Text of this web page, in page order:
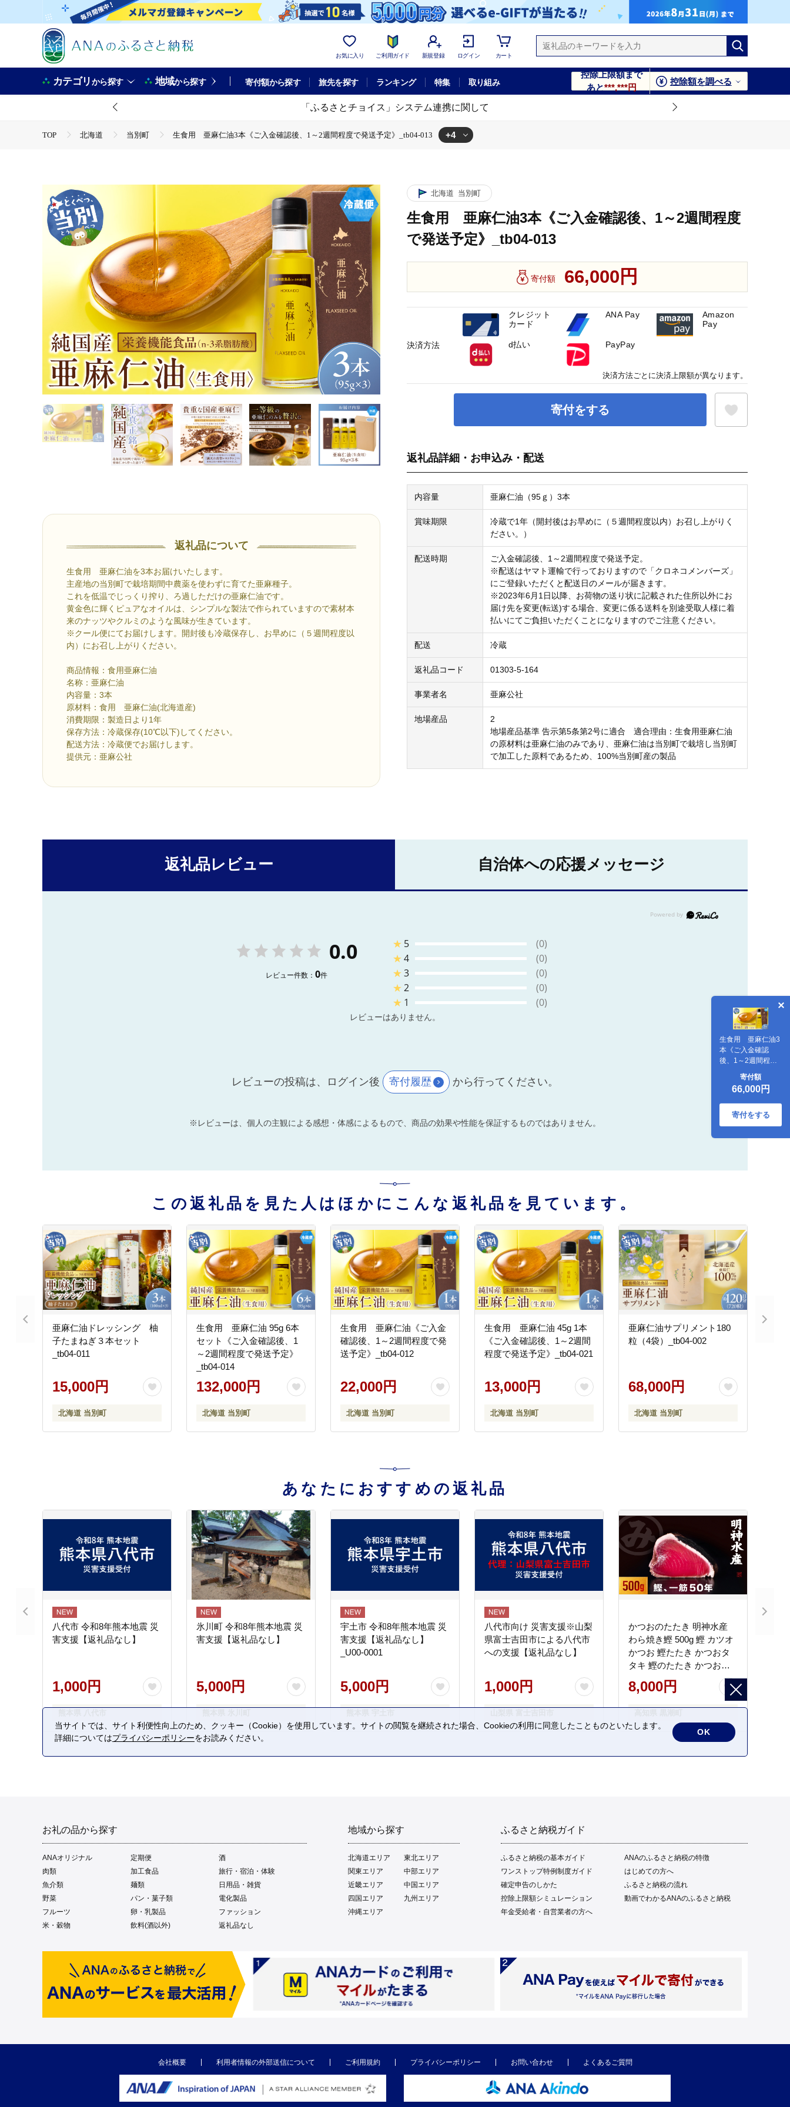
お気に入り ご利用ガイド 新規登録 ログイン カート
カテゴリから探す 地域から探す 寄付額から探す 旅先を探す ランキング 特集 取り組み
控除上限額まで
あと***,***円
控除額を調べる
「ふるさとチョイス」システム連携に関して
TOP 北海道 当別町 生食用 亜麻仁油3本《ご入金確認後、1～2週間程度で発送予定》_tb04-013 +4
返礼品について
生食用 亜麻仁油を3本お届けいたします。
主産地の当別町で栽培期間中農薬を使わずに育てた亜麻種子。
これを低温でじっくり搾り、ろ過しただけの亜麻仁油です。
黄金色に輝くピュアなオイルは、シンプルな製法で作られていますので素材本
来のナッツやクルミのような風味が生きています。
※クール便にてお届けします。開封後も冷蔵保存し、お早めに（５週間程度以
内）にお召し上がりください。
商品情報：食用亜麻仁油
名称：亜麻仁油
内容量：3本
原材料：食用 亜麻仁油(北海道産)
消費期限：製造日より1年
保存方法：冷蔵保存(10℃以下)してください。
配送方法：冷蔵便でお届けします。
提供元：亜麻公社
北海道 当別町
生食用 亜麻仁油3本《ご入金確認後、1～2週間程度
で発送予定》_tb04-013
寄付額 66,000円
寄付をする
生食用 亜麻仁油3
本《ご入金確認
後、1～2週間程度
で発送予定》
_tb04-013
寄付額
66,000円
寄付をする
返礼品詳細・お申込み・配送
内容量 亜麻仁油（95ｇ）3本
賞味期限
冷蔵で1年（開封後はお早めに（５週間程度以内）お召し上がりく
ださい。）
配送時期
ご入金確認後、1～2週間程度で発送予定。
※配送はヤマト運輸で行っておりますので「クロネコメンバーズ」
にご登録いただくと配送日のメールが届きます。
※2023年6月1日以降、お荷物の送り状に記載された住所以外にお
届け先を変更(転送)する場合、変更に係る送料を別途受取人様に着
払いにてご負担いただくことになりますのでご注意ください。
配送 冷蔵
返礼品コード 01303-5-164
事業者名 亜麻公社
地場産品
2
地場産品基準 告示第5条第2号に適合 適合理由：生食用亜麻仁油
の原材料は亜麻仁油のみであり、亜麻仁油は当別町で栽培し当別町
で加工した原料であるため、100%当別町産の製品
決済方法
クレジット
カード
ANA Pay
Amazon
Pay
d払い PayPay
決済方法ごとに決済上限額が異なります。
返礼品レビュー 自治体への応援メッセージ
0.0
レビュー件数： 0件
★ 5
(0)
★4
(0)
★3
(0)
★2
(0)
★ 1 (0)
レビューはありません。
レビューの投稿は、ログイン後 寄付履歴 から行ってください。
※レビューは、個人の主観による感想・体感によるもので、商品の効果や性能を保証するものではありません。
この返礼品を見た人はほかにこんな返礼品を見ています。
亜麻仁油ドレッシング 柚
子たまねぎ３本セット
_tb04-011
15,000円
北海道 当別町
生食用 亜麻仁油 95g 6本
セット《ご入金確認後、1
～2週間程度で発送予定》
_tb04-014
132,000円
北海道 当別町
生食用 亜麻仁油《ご入金
確認後、1～2週間程度で発
送予定》_tb04-012
22,000円
北海道 当別町
生食用 亜麻仁油 45g 1本
《ご入金確認後、1～2週間
程度で発送予定》_tb04-021
13,000円
北海道 当別町
亜麻仁油サプリメント180
粒（4袋）_tb04-002
68,000円
北海道 当別町
あなたにおすすめの返礼品
八代市 令和8年熊本地震 災
害支援【返礼品なし】
1,000円
氷川町 令和8年熊本地震 災
害支援【返礼品なし】
5,000円
宇土市 令和8年熊本地震 災
害支援【返礼品なし】
_U00-0001
5,000円
八代市向け 災害支援※山梨
県富士吉田市による八代市
への支援【返礼品なし】
1,000円
かつおのたたき 明神水産
わら焼き鰹 500g 鰹 カツオ
かつお 鰹たたき かつおタ
タキ 鰹のたたき かつおの
タタキ 藁焼き わら焼き 魚
さかな 海鮮 刺身 お刺身 冷
凍 ご家庭用 グルメ 特産品
フト 贈答品 人気 返礼品 ふ
るさと納税 魚介類 高知県
産 土佐名物 高知県 高評価
8,000円
お礼の品から探す
ANAオリジナル 定期便
酒
肉類
加工食品
旅行・宿泊・体験
魚介類
麺類
日用品・雑貨
野菜
パン・菓子類
電化製品
フルーツ
卵・乳製品
ファッション
米・穀物
飲料(酒以外) 返礼品なし
地域から探す
北海道エリア
東北エリア
関東エリア
中部エリア
近畿エリア
中国エリア
四国エリア
九州エリア
沖縄エリア
ふるさと納税ガイド
ふるさと納税の基本ガイド
ANAのふるさと納税の特徴
ワンストップ特例制度ガイド
はじめての方へ
確定申告のしかた
ふるさと納税の流れ
控除上限額シミュレーション
動画でわかるANAのふるさと納税
年金受給者・自営業者の方へ
会社概要 利用者情報の外部送信について ご利用規約 プライバシーポリシー お問い合わせ よくあるご質問
当サイトでは、サイト利便性向上のため、クッキー（Cookie）を使用しています。サイトの閲覧を継続された場合、Cookieの利用に同意したことものといたします。
詳細についてはプライバシーポリシーをお読みください。
OK